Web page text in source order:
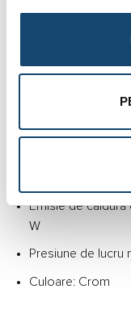
Înălțime: 862.0
Lungime: 500.0
Formă tub de
Instalare: Orizontal
Emisie de căldură
W
Presiune de lucru
Culoare: Crom